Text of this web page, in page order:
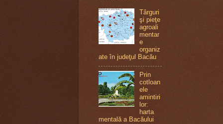
Târguri
şi pieţe
agroali
mentar
e
organiz
ate în judeţul Bacău
Prin
cotloan
ele
amintiri
lor:
harta
mentală a Bacăului